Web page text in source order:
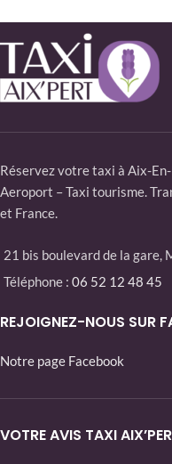
Réservez votre taxi à Aix-
Aeroport – Taxi tourisme.
et France.
21 bis boulevard de la gare,
Téléphone : 06 52 12 48 45
REJOIGNEZ-NOUS SUR
Notre page Facebook
VOTRE AVIS TAXI